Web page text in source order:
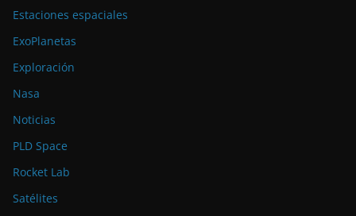
Estaciones espaciales
ExoPlanetas
Exploración
Nasa
Noticias
PLD Space
Rocket Lab
Satélites